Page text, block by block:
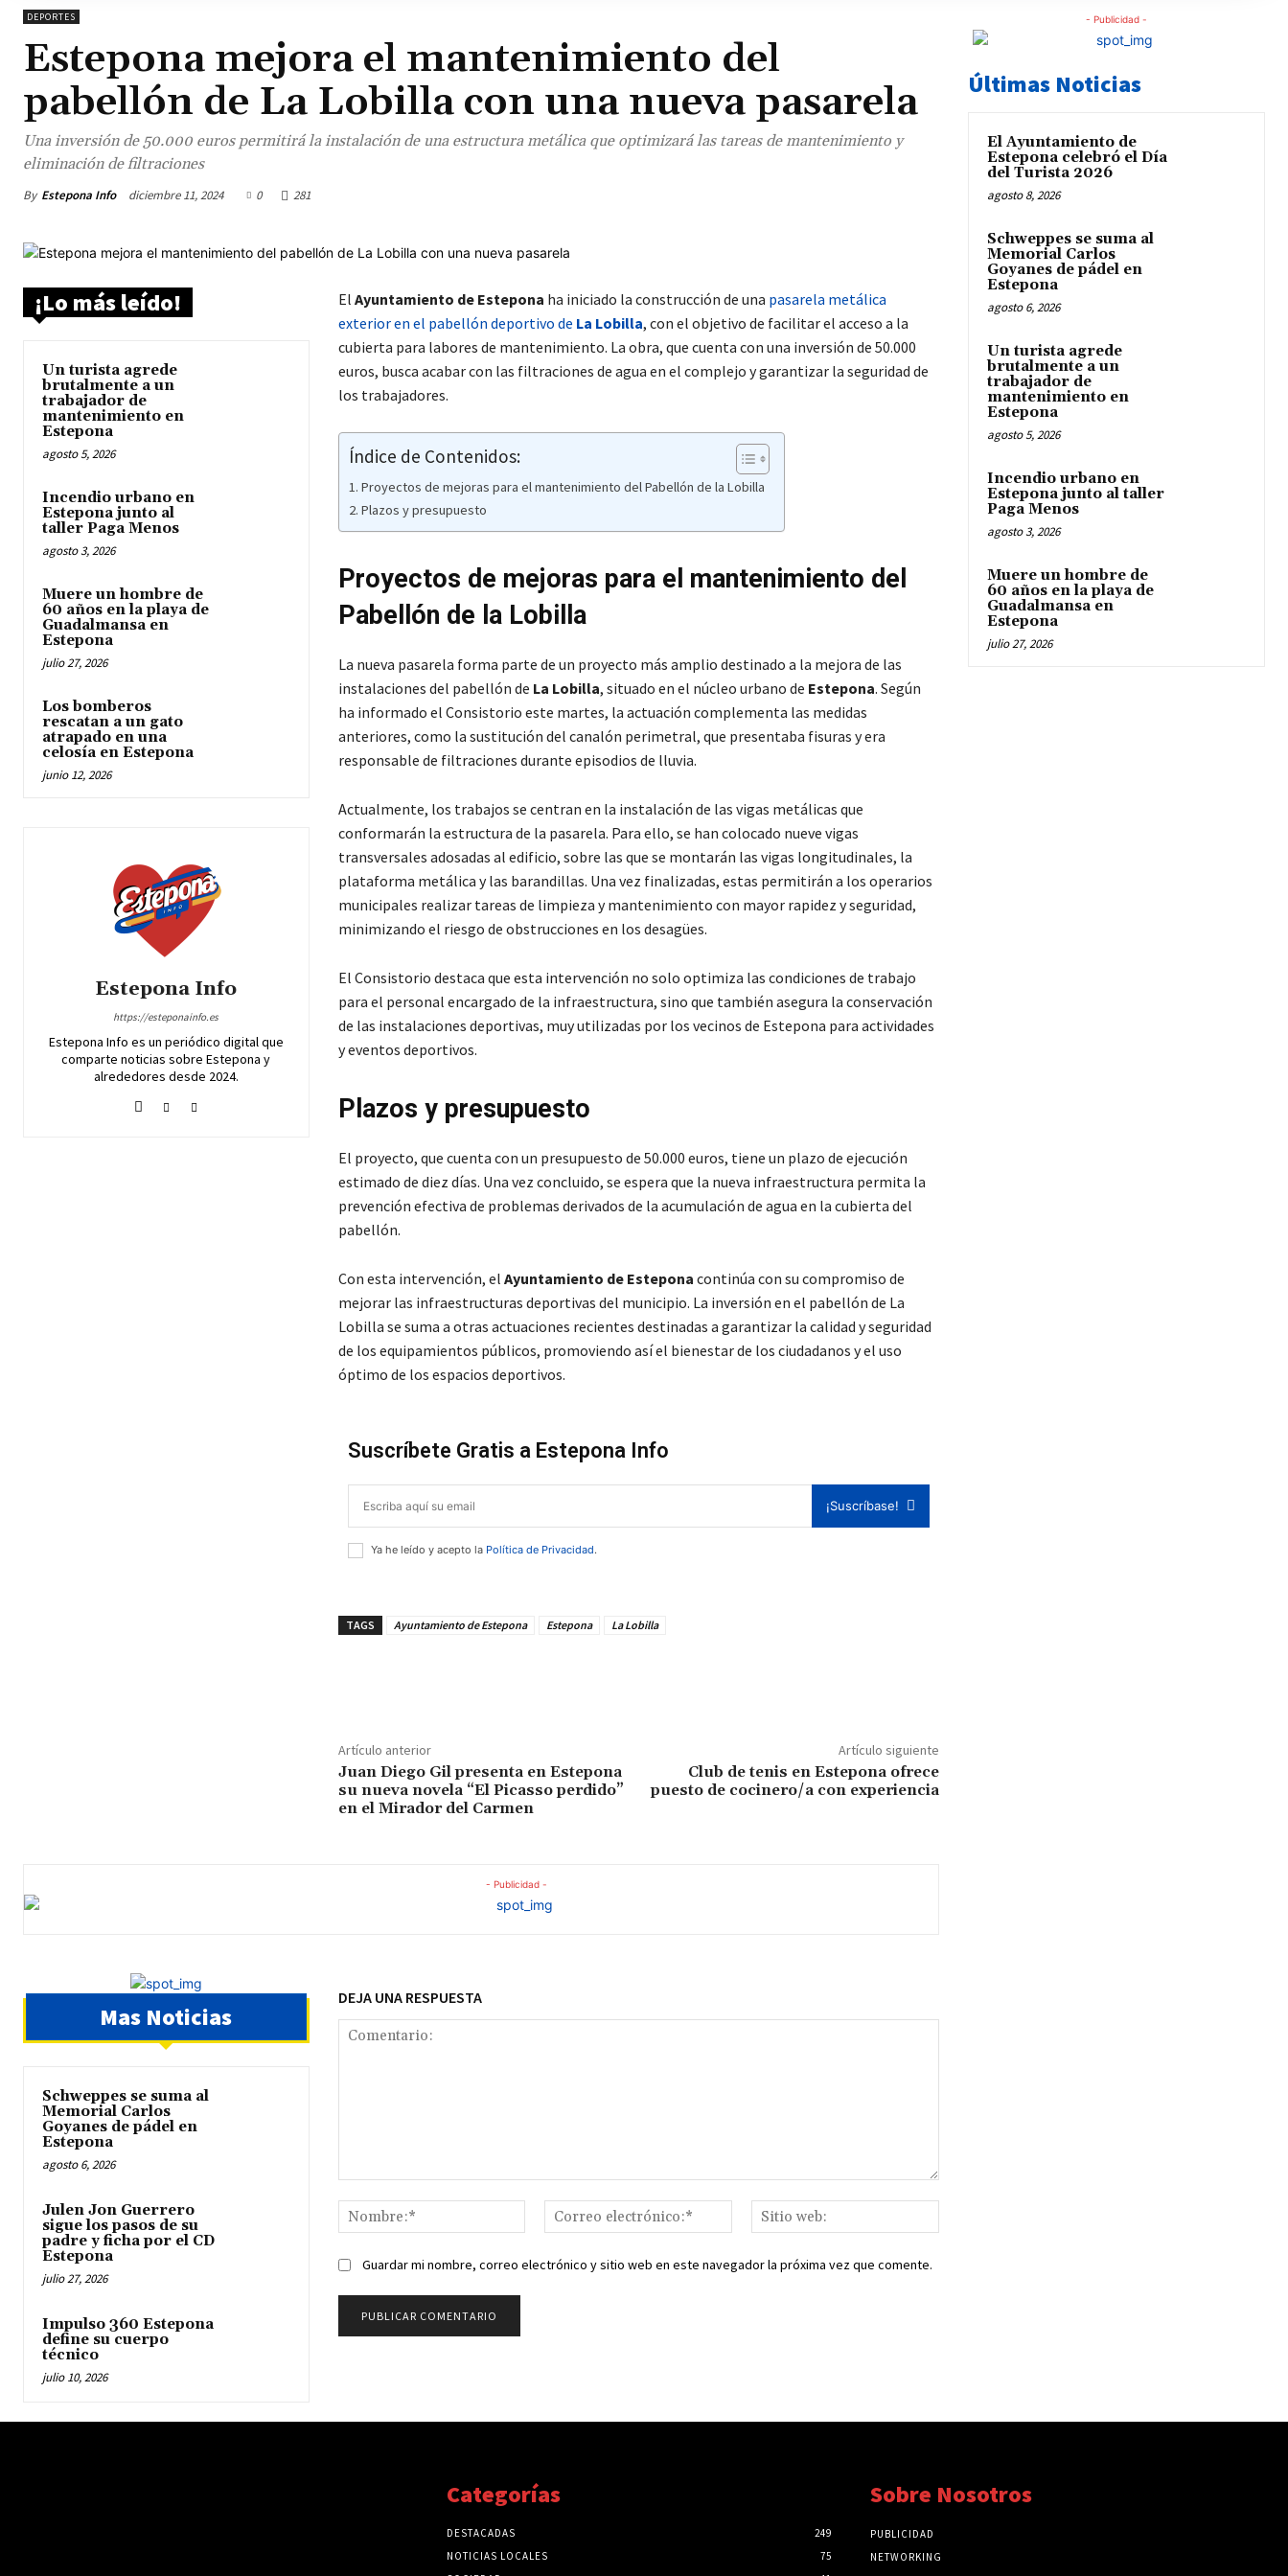
DEPORTES
Estepona mejora el mantenimiento del
pabellón de La Lobilla con una nueva pasarela
Una inversión de 50.000 euros permitirá la instalación de una estructura metálica que optimizará las tareas de mantenimiento y
eliminación de filtraciones
By Estepona Info diciembre 11, 2024 0 281
¡Lo más leído!
Un turista agrede
brutalmente a un
trabajador de
mantenimiento en
Estepona
agosto 5, 2026
Incendio urbano en
Estepona junto al
taller Paga Menos
agosto 3, 2026
Muere un hombre de
60 años en la playa de
Guadalmansa en
Estepona
julio 27, 2026
Los bomberos
rescatan a un gato
atrapado en una
celosía en Estepona
junio 12, 2026
Estepona Info
https://esteponainfo.es
Estepona Info es un periódico digital que
comparte noticias sobre Estepona y
alrededores desde 2024.
El Ayuntamiento de Estepona ha iniciado la construcción de una pasarela metálica
exterior en el pabellón deportivo de La Lobilla, con el objetivo de facilitar el acceso a la
cubierta para labores de mantenimiento. La obra, que cuenta con una inversión de 50.000
euros, busca acabar con las filtraciones de agua en el complejo y garantizar la seguridad de
los trabajadores.
Índice de Contenidos:
Proyectos de mejoras para el mantenimiento del Pabellón de la Lobilla
Plazos y presupuesto
Proyectos de mejoras para el mantenimiento del
Pabellón de la Lobilla
La nueva pasarela forma parte de un proyecto más amplio destinado a la mejora de las
instalaciones del pabellón de La Lobilla, situado en el núcleo urbano de Estepona. Según
ha informado el Consistorio este martes, la actuación complementa las medidas
anteriores, como la sustitución del canalón perimetral, que presentaba fisuras y era
responsable de filtraciones durante episodios de lluvia.
Actualmente, los trabajos se centran en la instalación de las vigas metálicas que
conformarán la estructura de la pasarela. Para ello, se han colocado nueve vigas
transversales adosadas al edificio, sobre las que se montarán las vigas longitudinales, la
plataforma metálica y las barandillas. Una vez finalizadas, estas permitirán a los operarios
municipales realizar tareas de limpieza y mantenimiento con mayor rapidez y seguridad,
minimizando el riesgo de obstrucciones en los desagües.
El Consistorio destaca que esta intervención no solo optimiza las condiciones de trabajo
para el personal encargado de la infraestructura, sino que también asegura la conservación
de las instalaciones deportivas, muy utilizadas por los vecinos de Estepona para actividades
y eventos deportivos.
Plazos y presupuesto
El proyecto, que cuenta con un presupuesto de 50.000 euros, tiene un plazo de ejecución
estimado de diez días. Una vez concluido, se espera que la nueva infraestructura permita la
prevención efectiva de problemas derivados de la acumulación de agua en la cubierta del
pabellón.
Con esta intervención, el Ayuntamiento de Estepona continúa con su compromiso de
mejorar las infraestructuras deportivas del municipio. La inversión en el pabellón de La
Lobilla se suma a otras actuaciones recientes destinadas a garantizar la calidad y seguridad
de los equipamientos públicos, promoviendo así el bienestar de los ciudadanos y el uso
óptimo de los espacios deportivos.
Suscríbete Gratis a Estepona Info
¡Suscríbase!
Ya he leído y acepto la Política de Privacidad.
TAGS Ayuntamiento de Estepona Estepona La Lobilla
Artículo anterior
Juan Diego Gil presenta en Estepona
su nueva novela “El Picasso perdido”
en el Mirador del Carmen
Artículo siguiente
Club de tenis en Estepona ofrece
puesto de cocinero/a con experiencia
- Publicidad -
Mas Noticias
Schweppes se suma al
Memorial Carlos
Goyanes de pádel en
Estepona
agosto 6, 2026
Julen Jon Guerrero
sigue los pasos de su
padre y ficha por el CD
Estepona
julio 27, 2026
Impulso 360 Estepona
define su cuerpo
técnico
julio 10, 2026
DEJA UNA RESPUESTA
Nombre:*
Correo
electrónico:*
web:
Guardar mi nombre, correo electrónico y sitio web en este navegador la próxima vez que comente.
- Publicidad -
Últimas Noticias
El Ayuntamiento de
Estepona celebró el Día
del Turista 2026
agosto 8, 2026
Schweppes se suma al
Memorial Carlos
Goyanes de pádel en
Estepona
agosto 6, 2026
Un turista agrede
brutalmente a un
trabajador de
mantenimiento en
Estepona
agosto 5, 2026
Incendio urbano en
Estepona junto al taller
Paga Menos
agosto 3, 2026
Muere un hombre de
60 años en la playa de
Guadalmansa en
Estepona
julio 27, 2026
Categorías
DESTACADAS
249
NOTICIAS LOCALES
75
Sobre Nosotros
PUBLICIDAD
NETWORKING